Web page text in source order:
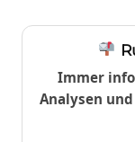
Immer
Analysen